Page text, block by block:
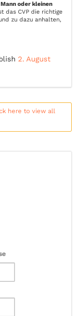
Mann oder kleinen
das CVP die richtige
zu dazu anhalten,
2. August
here to view all